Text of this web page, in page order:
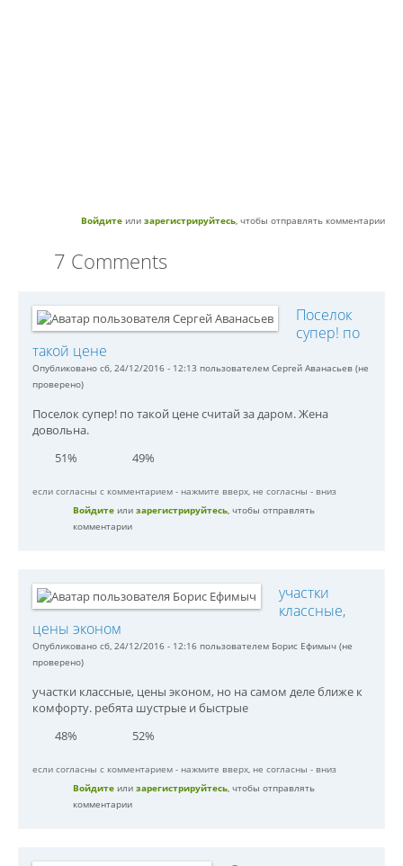
Войдите или зарегистрируйтесь, чтобы отправлять комментарии
7 Comments
Поселок
супер! по
такой цене
Опубликовано сб, 24/12/2016 - 12:13 пользователем Сергей Аванасьев (не
проверено)
Поселок супер! по такой цене считай за даром. Жена
довольна.
51%
49%
если согласны с комментарием - нажмите вверх, не согласны - вниз
Войдите или зарегистрируйтесь, чтобы отправлять
комментарии
участки
классные,
цены эконом
Опубликовано сб, 24/12/2016 - 12:16 пользователем Борис Ефимыч (не
проверено)
участки классные, цены эконом, но на самом деле ближе к
комфорту. ребята шустрые и быстрые
48%
52%
если согласны с комментарием - нажмите вверх, не согласны - вниз
Войдите или зарегистрируйтесь, чтобы отправлять
комментарии